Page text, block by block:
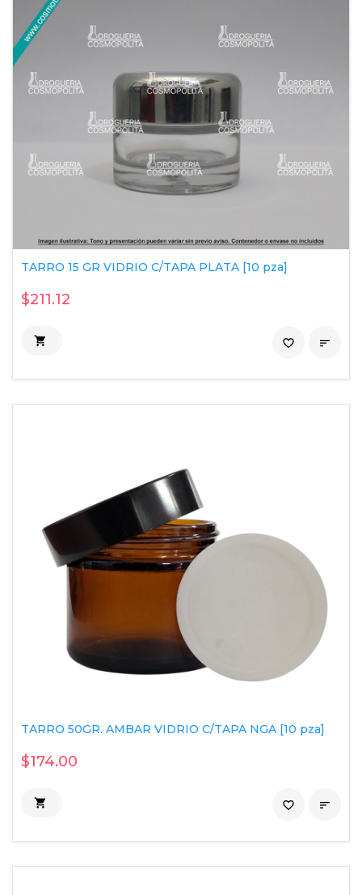
TARRO 15 GR VIDRIO C/TAPA PLATA [10 pza]
$211.12
 
favorite_border
TARRO 50GR. AMBAR VIDRIO C/TAPA NGA [10 pza]
$174.00
 
favorite_border